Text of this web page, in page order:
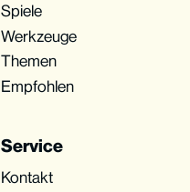
Spiele
Werkzeuge
Themen
Empfohlen
Service
Kontakt